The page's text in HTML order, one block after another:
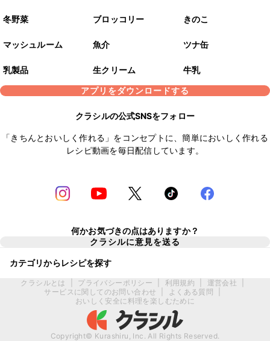
冬野菜 ブロッコリー きのこ
マッシュルーム 魚介 ツナ缶
乳製品 生クリーム
牛乳
アプリをダウンロードする
クラシルの公式SNSをフォロー
「きちんとおいしく作れる」をコンセプトに、簡単においしく作れる
レシピ動画を毎日配信しています。
何かお気づきの点はありますか？
クラシルに意見を送る
カテゴリからレシピを探す
クラシルとは プライバシーポリシー 利用規約 運営会社
サービスに関してのお問い合わせ
よくある質問
おいしく安全に料理を楽しむために
Copyright© Kurashiru, Inc. All Rights Reserved.